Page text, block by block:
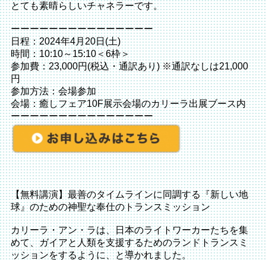
とても素晴らしいチャネラーです。
ーーーーーーーーーーーーーーー
日程：2024年4月20日(土)
時間：10:10～15:10＜6枠＞
参加費：23,000円(税込・通訳あり) ※通訳なしは21,000
円
参加方法：会場参加
会場：癒しフェア10F展示会場のカリーラ出展ブース内
ーーーーーーーーーーーーーーー
【無料講演】最善のタイムラインに同調する『新しい地
球』のための神聖な奉仕のトランスミッション
カリーラ・アン・ラは、日本のライトワーカーたちを集
めて、ガイアと人類を支援するためのランドトランスミ
ッションをするように、と導かれました。